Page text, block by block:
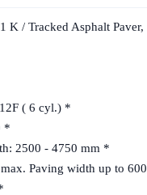
K / Tracked Asphalt
( 6 cyl.) *
*
2500 - 4750 mm *
Paving width up to